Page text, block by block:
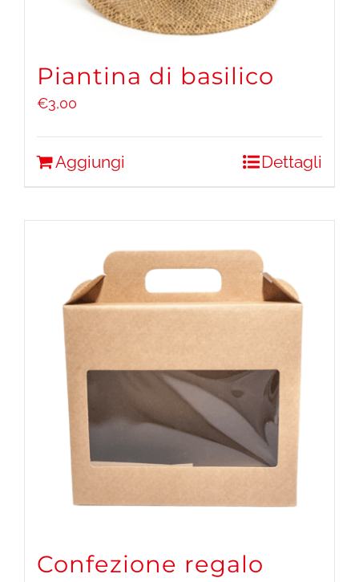
Piantina di basilico
€3,00
Aggiungi Dettagli
Confezione regalo